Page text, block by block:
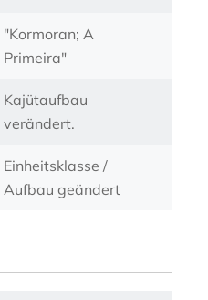
"Kormoran; A
Primeira"
Kajütaufbau
verändert.
Einheitsklasse /
Aufbau geändert